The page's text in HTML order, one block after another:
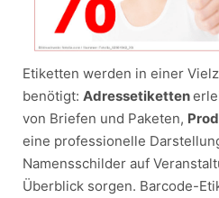
Etiketten werden in einer
benötigt: Adressetiketten
von Briefen und Paketen,
eine professionelle
Namensschilder auf
Überblick sorgen. Barcode-